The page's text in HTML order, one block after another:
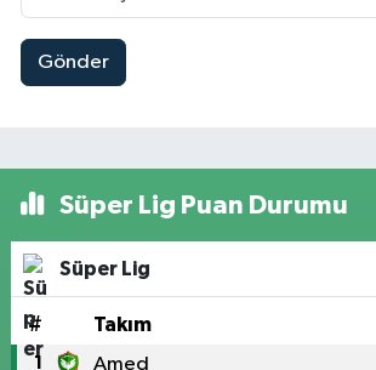
Gönder
Süper Lig Puan Durumu
Süper Lig
# Takım
1 Amed